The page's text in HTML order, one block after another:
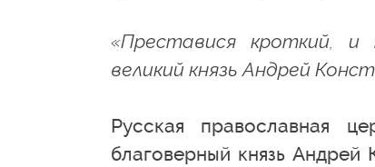
«Преставися кроткий, и
великий князь Андрей
Русская православная
благоверный князь Андрей